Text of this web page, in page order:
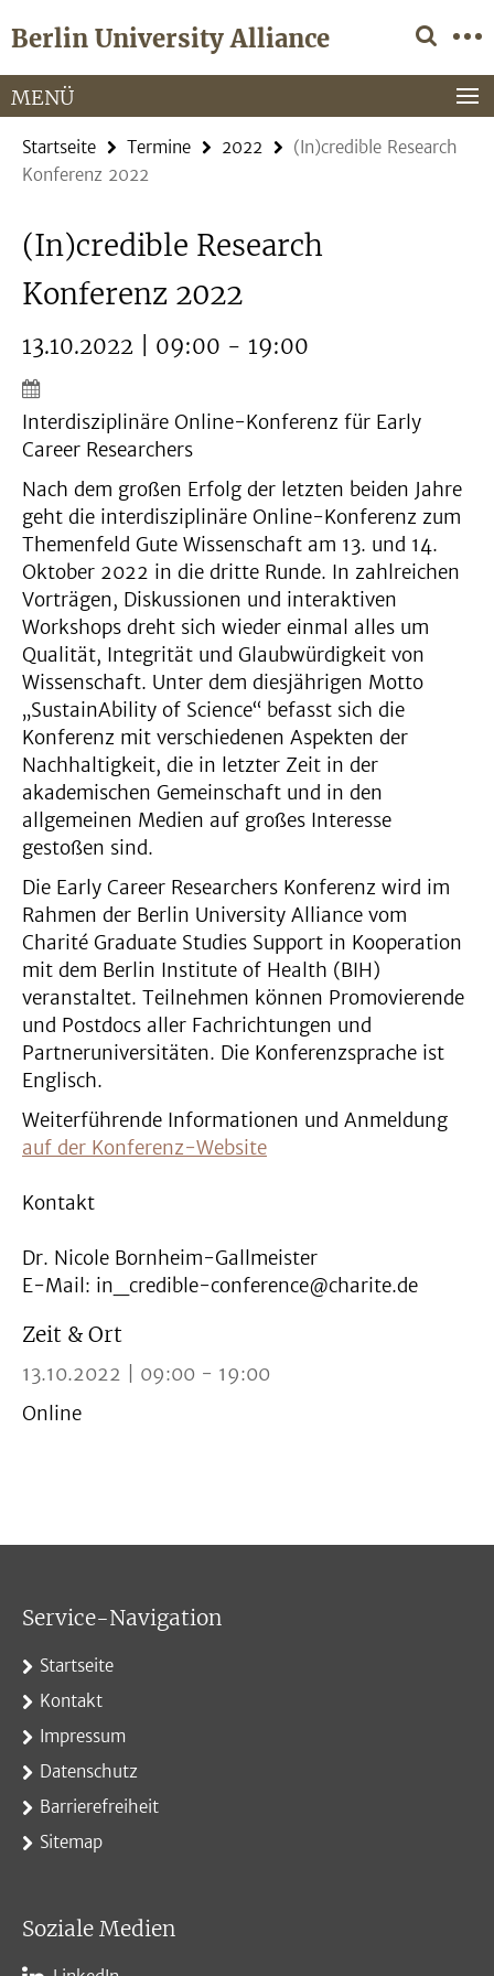
direkt
Inhalt
Berlin University Alliance
Service-
Navigation
MENÜ
Startseite Termine 2022
(In)credible Research
Konferenz 2022
(In)credible Research
Konferenz 2022
13.10.2022 | 09:00 - 19:00
Interdisziplinäre Online-Konferenz für Early
Career Researchers
Nach dem großen Erfolg der letzten beiden Jahre
geht die interdisziplinäre Online-Konferenz zum
Themenfeld Gute Wissenschaft am 13. und 14.
Oktober 2022 in die dritte Runde. In zahlreichen
Vorträgen, Diskussionen und interaktiven
Workshops dreht sich wieder einmal alles um
Qualität, Integrität und Glaubwürdigkeit von
Wissenschaft. Unter dem diesjährigen Motto
„SustainAbility of Science“ befasst sich die
Konferenz mit verschiedenen Aspekten der
Nachhaltigkeit, die in letzter Zeit in der
akademischen Gemeinschaft und in den
allgemeinen Medien auf großes Interesse
gestoßen sind.
Die Early Career Researchers Konferenz wird im
Rahmen der Berlin University Alliance vom
Charité Graduate Studies Support in Kooperation
mit dem Berlin Institute of Health (BIH)
veranstaltet. Teilnehmen können Promovierende
und Postdocs aller Fachrichtungen und
Partneruniversitäten. Die Konferenzsprache ist
Englisch.
Weiterführende Informationen und Anmeldung
auf der Konferenz-Website
Kontakt
Dr. Nicole Bornheim-Gallmeister
E-Mail: in_credible-conference@charite.de
Zeit & Ort
13.10.2022 | 09:00 - 19:00
Online
Service-Navigation
Startseite
Kontakt
Impressum
Datenschutz
Barrierefreiheit
Sitemap
Soziale Medien